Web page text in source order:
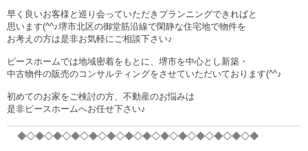
早く良いお客様と巡り会っていただきプランニングできればと
思います(^^♪堺市北区の御堂筋沿線で閑静な住宅地で物件を
お考えの方は是非お気軽にご相談下さい♪
ピースホームでは地域密着をもとに、堺市を中心とし新築・
中古物件の販売のコンサルティングをさせていただいております(^^♪
初めてのお家をご検討の方、不動産のお悩みは
是非ピースホームへお任せ下さい♪
◆◇◆◇◆◇◆◇◆◇◆◇◆◇◆◇◆◇◆◇◆◇◆◇◆◇◆